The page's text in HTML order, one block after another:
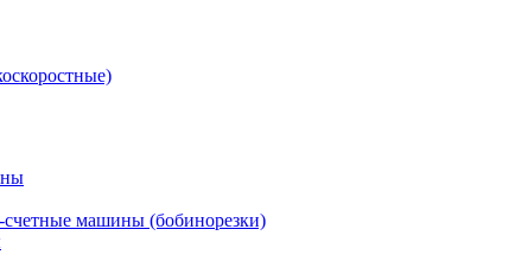
счетные машины (бобинорезки)